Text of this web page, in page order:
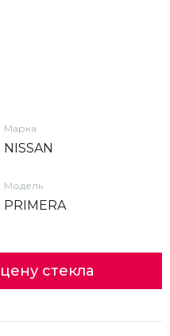
Марка
NISSAN
Модель
PRIMERA
стекла